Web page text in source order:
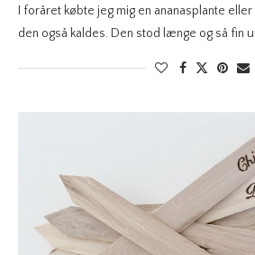
I foråret købte jeg mig en ananasplante
den også kaldes. Den stod længe og så fin